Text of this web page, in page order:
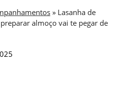
» Lasanha de
almoço vai te pegar de